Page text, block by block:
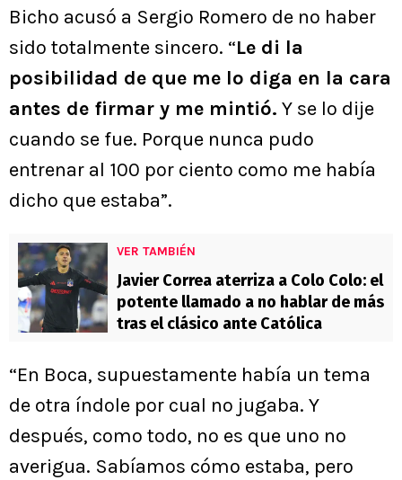
Bicho acusó a Sergio Romero de no haber
sido totalmente sincero. “Le di la
posibilidad de que me lo diga en la cara
antes de firmar y me mintió. Y se lo dije
cuando se fue. Porque nunca pudo
entrenar al 100 por ciento como me había
dicho que estaba”.
VER TAMBIÉN
Javier Correa aterriza a Colo Colo: el
potente llamado a no hablar de más
tras el clásico ante Católica
“En Boca, supuestamente había un tema
de otra índole por cual no jugaba. Y
después, como todo, no es que uno no
averigua. Sabíamos cómo estaba, pero